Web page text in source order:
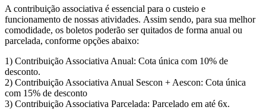
A contribuição associativa é essencial para o custeio e
funcionamento de nossas atividades. Assim sendo, para sua melhor
comodidade, os boletos poderão ser quitados de forma anual ou
parcelada, conforme opções abaixo:
1) Contribuição Associativa Anual: Cota única com 10% de
desconto.
2) Contribuição Associativa Anual Sescon + Aescon: Cota única
com 15% de desconto
3) Contribuição Associativa Parcelada: Parcelado em até 6x.